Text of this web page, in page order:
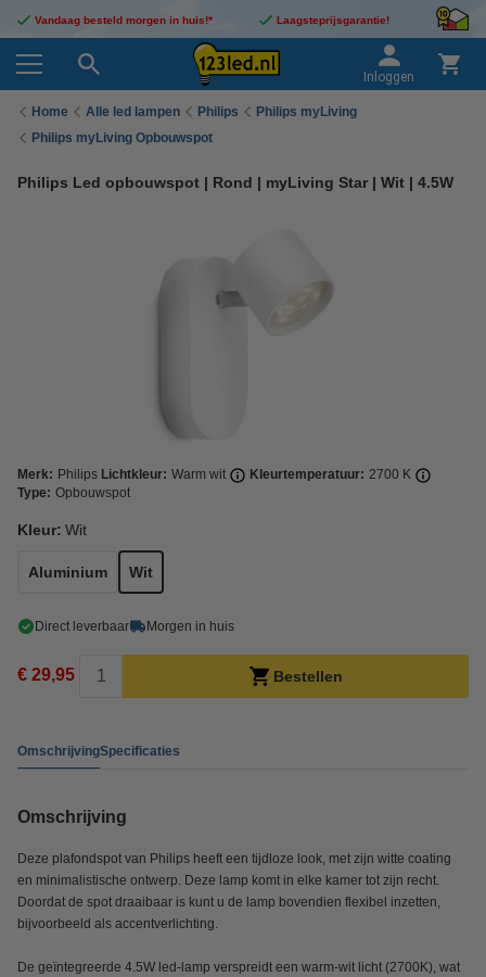
Vandaag besteld morgen in huis!* Laagsteprijsgarantie!
Inloggen
Home Alle led lampen Philips
Philips myLiving
Philips myLiving Opbouwspot
Philips Led opbouwspot | Rond | myLiving Star | Wit | 4.5W
Merk: Philips Lichtkleur: Warm wit Kleurtemperatuur: 2700 K
Type: Opbouwspot
Kleur: Wit
Aluminium Wit
Direct leverbaar Morgen in huis
€ 29,95 Bestellen
OmschrijvingSpecificaties
Omschrijving
Deze plafondspot van Philips heeft een tijdloze look, met zijn witte coating
en minimalistische ontwerp. Deze lamp komt in elke kamer tot zijn recht.
Doordat de spot draaibaar is kunt u de lamp bovendien flexibel inzetten,
bijvoorbeeld als accentverlichting.
De geïntegreerde 4.5W led-lamp verspreidt een warm-wit licht (2700K), wat